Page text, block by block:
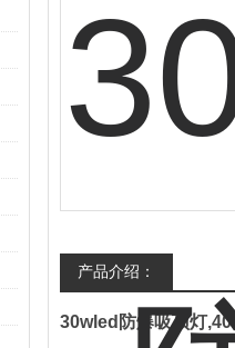
产品介绍：
30wled防爆吸顶灯